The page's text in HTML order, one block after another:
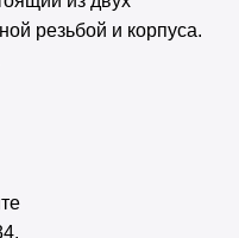
резьбой и корпуса.